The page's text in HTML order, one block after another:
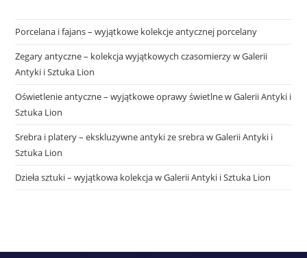
Porcelana i fajans – wyjątkowe kolekcje antycznej porcelany
Zegary antyczne – kolekcja wyjątkowych czasomierzy w Galerii
Antyki i Sztuka Lion
Oświetlenie antyczne – wyjątkowe oprawy świetlne w Galerii Antyki i
Sztuka Lion
Srebra i platery – ekskluzywne antyki ze srebra w Galerii Antyki i
Sztuka Lion
Dzieła sztuki – wyjątkowa kolekcja w Galerii Antyki i Sztuka Lion